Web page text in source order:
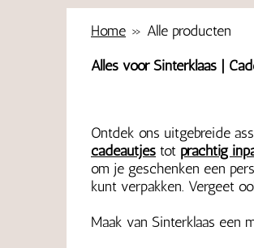
Home » Alle producten
Alles voor Sinterklaas |
Ontdek ons uitgebreide
cadeautjes tot prachtig
om je geschenken een
kunt verpakken. Vergeet
Maak van Sinterklaas een